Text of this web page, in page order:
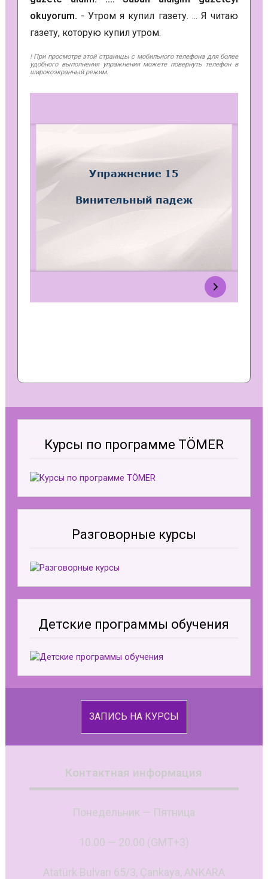
okuyorum. - Утром я купил газету. ... Я читаю
газету, которую купил утром.
! При просмотре этой страницы с мобильного телефона для более
удобного выполнения упражнения можете повернуть телефон в
широкоэкранный режим.
Курсы по программе TÖMER
Разговорные курсы
Детские программы обучения
ЗАПИСЬ НА КУРСЫ
Контактная информация
Понедельник — Пятница
10.00 — 20.00 (GMT+3)
Atatürk Bulvarı 65/3, Çankaya, ANKARA